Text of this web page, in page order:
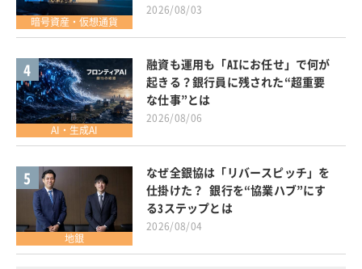
暗号資産・仮想通貨
2026/08/03
4
AI・生成AI
融資も運用も「AIにお任せ」で何が
起きる？銀行員に残された“超重要
な仕事”とは
2026/08/06
5
地銀
なぜ全銀協は「リバースピッチ」を
仕掛けた？ 銀行を“協業ハブ”にす
る3ステップとは
2026/08/04